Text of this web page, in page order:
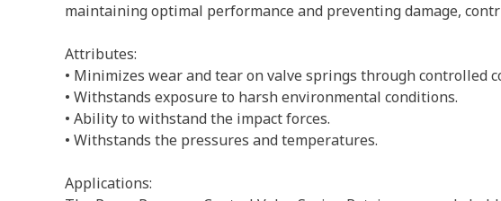
maintaining optimal performance and preventing damage,
Attributes:
• Minimizes wear and tear on valve springs through controlled
• Withstands exposure to harsh environmental conditions.
• Ability to withstand the impact forces.
• Withstands the pressures and temperatures.
Applications: